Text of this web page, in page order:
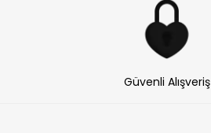
Güvenli Alışveriş